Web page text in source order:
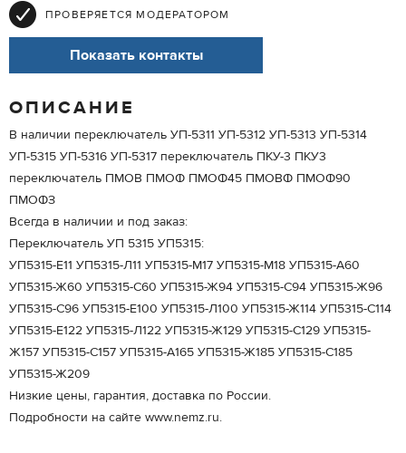
ПРОВЕРЯЕТСЯ МОДЕРАТОРОМ
Показать контакты
ОПИСАНИЕ
В наличии переключатель УП-5311 УП-5312 УП-5313 УП-5314
УП-5315 УП-5316 УП-5317 переключатель ПКУ-3 ПКУ3
переключатель ПМОВ ПМОФ ПМОФ45 ПМОВФ ПМОФ90
ПМОФЗ
Всегда в наличии и под заказ:
Переключатель УП 5315 УП5315:
УП5315-Е11 УП5315-Л11 УП5315-М17 УП5315-М18 УП5315-А60
УП5315-Ж60 УП5315-С60 УП5315-Ж94 УП5315-С94 УП5315-Ж96
УП5315-С96 УП5315-Е100 УП5315-Л100 УП5315-Ж114 УП5315-С114
УП5315-Е122 УП5315-Л122 УП5315-Ж129 УП5315-С129 УП5315-
Ж157 УП5315-С157 УП5315-А165 УП5315-Ж185 УП5315-С185
УП5315-Ж209
Низкие цены, гарантия, доставка по России.
Подробности на сайте www.nemz.ru.